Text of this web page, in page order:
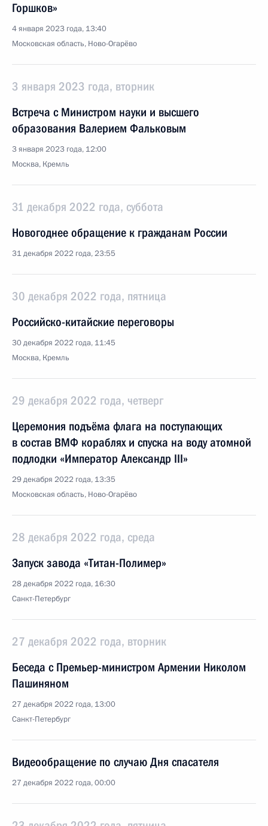
Горшков»
4 января 2023 года, 13:40
Московская область, Ново-Огарёво
3 января 2023 года, вторник
Встреча с Министром науки и высшего
образования Валерием Фальковым
3 января 2023 года, 12:00
Москва, Кремль
31 декабря 2022 года, суббота
Новогоднее обращение к гражданам России
31 декабря 2022 года, 23:55
30 декабря 2022 года, пятница
Российско-китайские переговоры
30 декабря 2022 года, 11:45
Москва, Кремль
29 декабря 2022 года, четверг
Церемония подъёма флага на поступающих
в состав ВМФ кораблях и спуска на воду атомной
подлодки «Император Александр III»
29 декабря 2022 года, 13:35
Московская область, Ново-Огарёво
28 декабря 2022 года, среда
Запуск завода «Титан-Полимер»
28 декабря 2022 года, 16:30
Санкт-Петербург
27 декабря 2022 года, вторник
Беседа с Премьер-министром Армении Николом
Пашиняном
27 декабря 2022 года, 13:00
Санкт-Петербург
Видеообращение по случаю Дня спасателя
27 декабря 2022 года, 00:00